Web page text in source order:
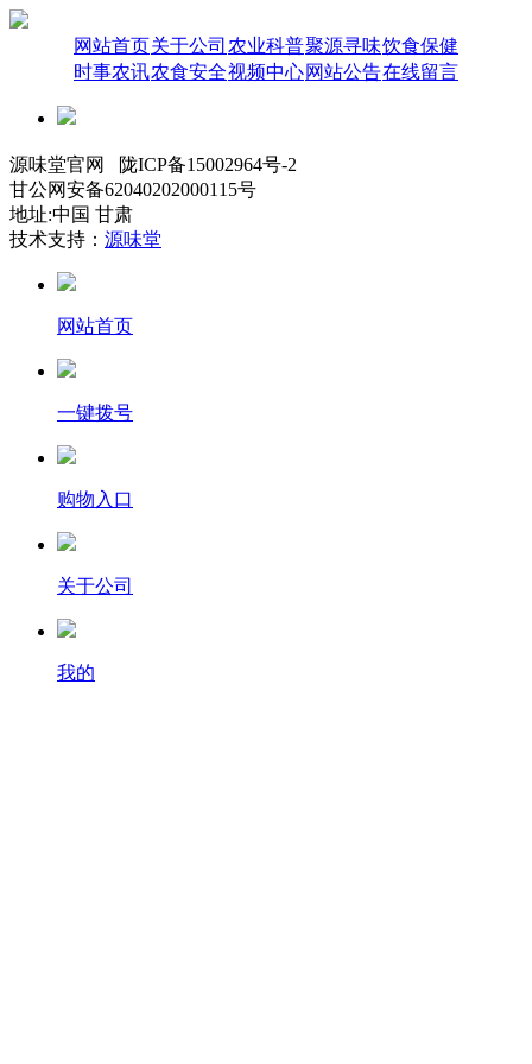
网站首页关于公司 农业科普聚源寻味饮食保健
时事农讯农食安全视频中心网站公告在线留言
源味堂官网 陇ICP备15002964号-2
甘公网安备62040202000115号
地址:中国 甘肃
技术支持： 源味堂
网站首页
一键拨号
购物入口
关于公司
我的